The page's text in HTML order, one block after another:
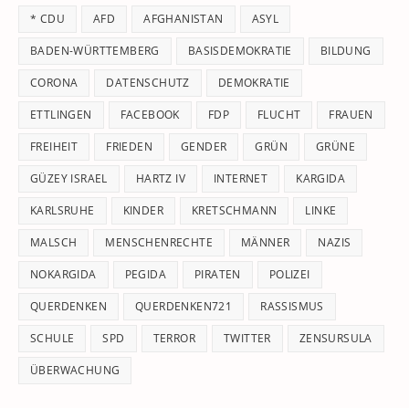
* CDU AFD AFGHANISTAN ASYL
BADEN-WÜRTTEMBERG BASISDEMOKRATIE BILDUNG
CORONA DATENSCHUTZ DEMOKRATIE
ETTLINGEN FACEBOOK FDP FLUCHT FRAUEN
FREIHEIT FRIEDEN GENDER GRÜN GRÜNE
GÜZEY ISRAEL HARTZ IV INTERNET KARGIDA
KARLSRUHE KINDER KRETSCHMANN LINKE
MALSCH MENSCHENRECHTE MÄNNER NAZIS
NOKARGIDA PEGIDA PIRATEN POLIZEI
QUERDENKEN QUERDENKEN721 RASSISMUS
SCHULE SPD TERROR TWITTER ZENSURSULA
ÜBERWACHUNG